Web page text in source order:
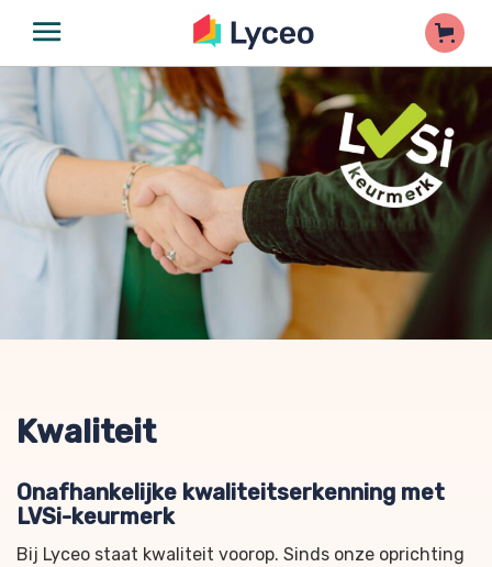
Kwaliteit
Onafhankelijke kwaliteitserkenning met
LVSi-keurmerk
Bij Lyceo staat kwaliteit voorop. Sinds onze oprichting